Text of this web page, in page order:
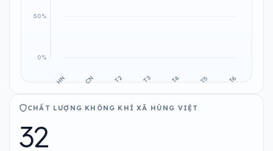
CHẤT LƯỢNG KHÔNG KHÍ XÃ HÙNG VIỆT
32